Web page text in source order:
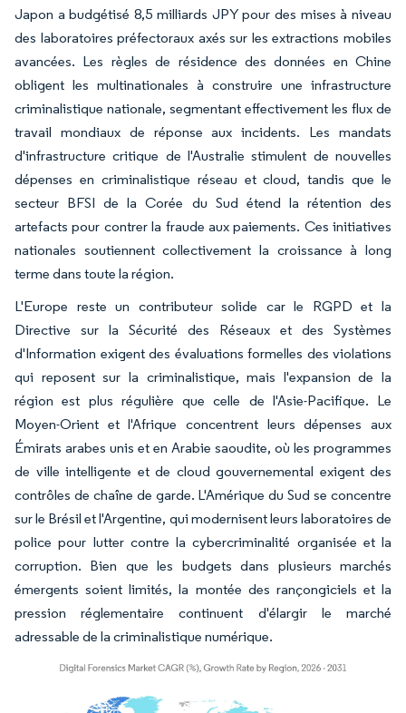
Japon a budgétisé 8,5 milliards JPY pour des mises à niveau
des laboratoires préfectoraux axés sur les extractions mobiles
avancées. Les règles de résidence des données en Chine
obligent les multinationales à construire une infrastructure
criminalistique nationale, segmentant effectivement les flux de
travail mondiaux de réponse aux incidents. Les mandats
d'infrastructure critique de l'Australie stimulent de nouvelles
dépenses en criminalistique réseau et cloud, tandis que le
secteur BFSI de la Corée du Sud étend la rétention des
artefacts pour contrer la fraude aux paiements. Ces initiatives
nationales soutiennent collectivement la croissance à long
terme dans toute la région.
L'Europe reste un contributeur solide car le RGPD et la
Directive sur la Sécurité des Réseaux et des Systèmes
d'Information exigent des évaluations formelles des violations
qui reposent sur la criminalistique, mais l'expansion de la
région est plus régulière que celle de l'Asie-Pacifique. Le
Moyen-Orient et l'Afrique concentrent leurs dépenses aux
Émirats arabes unis et en Arabie saoudite, où les programmes
de ville intelligente et de cloud gouvernemental exigent des
contrôles de chaîne de garde. L'Amérique du Sud se concentre
sur le Brésil et l'Argentine, qui modernisent leurs laboratoires de
police pour lutter contre la cybercriminalité organisée et la
corruption. Bien que les budgets dans plusieurs marchés
émergents soient limités, la montée des rançongiciels et la
pression réglementaire continuent d'élargir le marché
adressable de la criminalistique numérique.